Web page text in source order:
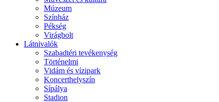
Múzeum
Színház
Pékség
Virágbolt
Látnivalók
Szabadtéri tevékenység
Történelmi
Vidám és vízipark
Koncerthelyszín
Sípálya
Stadion